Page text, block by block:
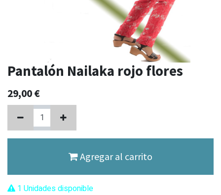
Pantalón Nailaka rojo flores
29,00€
Agregar al carrito
1 Unidades disponible